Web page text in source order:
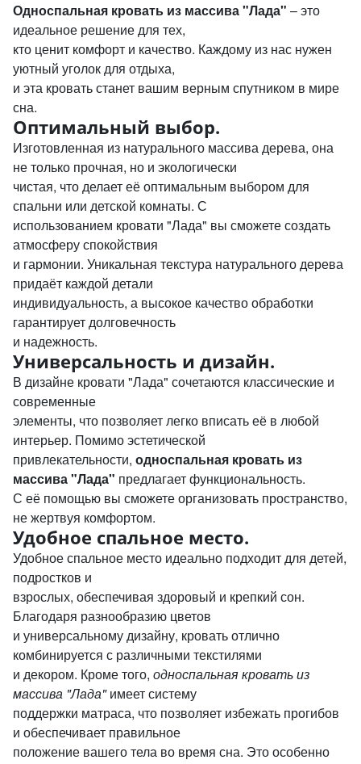
Односпальная кровать из массива "Лада" – это
идеальное решение для тех,
кто ценит комфорт и качество. Каждому из нас нужен
уютный уголок для отдыха,
и эта кровать станет вашим верным спутником в мире
сна.
Оптимальный выбор.
Изготовленная из натурального массива дерева, она
не только прочная, но и экологически
чистая, что делает её оптимальным выбором для
спальни или детской комнаты. С
использованием кровати "Лада" вы сможете создать
атмосферу спокойствия
и гармонии. Уникальная текстура натурального дерева
придаёт каждой детали
индивидуальность, а высокое качество обработки
гарантирует долговечность
и надежность.
Универсальность и дизайн.
В дизайне кровати "Лада" сочетаются классические и
современные
элементы, что позволяет легко вписать её в любой
интерьер. Помимо эстетической
привлекательности, односпальная кровать из
массива "Лада" предлагает функциональность.
С её помощью вы сможете организовать пространство,
не жертвуя комфортом.
Удобное спальное место.
Удобное спальное место идеально подходит для детей,
подростков и
взрослых, обеспечивая здоровый и крепкий сон.
Благодаря разнообразию цветов
и универсальному дизайну, кровать отлично
комбинируется с различными текстилями
и декором. Кроме того, односпальная кровать из
массива "Лада"имеет систему
поддержки матраса, что позволяет избежать прогибов
и обеспечивает правильное
положение вашего тела во время сна. Это особенно